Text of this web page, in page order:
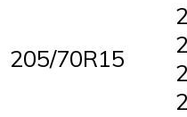
205/70R15